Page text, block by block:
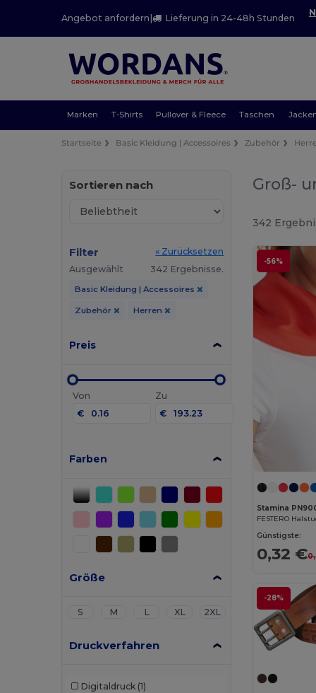
Angebot anfordern | Lieferung in 24-48h Stunden
Marken T-Shirts Pullover & Fleece Taschen
Startseite Basic Kleidung | Accessoires Zubehör
Sortieren nach
Filter
« Zurücksetzen
Ausgewählt
342 Ergebnisse.
Basic Kleidung | Accessoires
Zubehör Herren
Preis
Von
€
Zu
€
Farben
Größe
S M L XL 2XL
Druckverfahren
Digitaldruck (1)
Groß-
342
-56%
Stamina
FESTERO
Günstigste:
0,32 €
-28%